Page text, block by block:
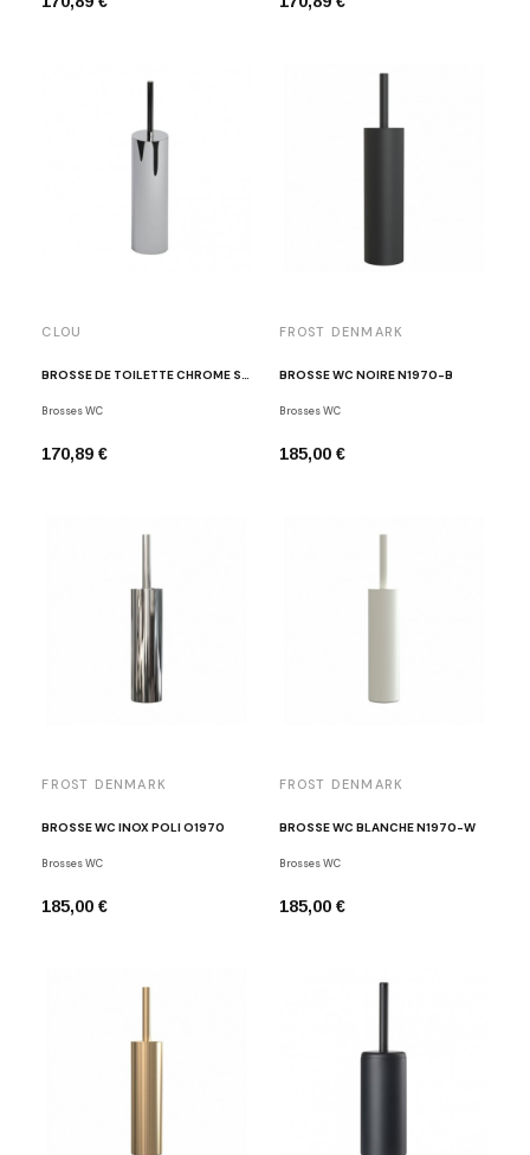
CLOU
BROSSE DE TOILETTE CHROME SJOKKER
Brosses WC
170,89 €
FROST DENMARK
BROSSE WC NOIRE N1970-B
Brosses WC
185,00 €
FROST DENMARK
BROSSE WC INOX POLI O1970
Brosses WC
185,00 €
FROST DENMARK
BROSSE WC BLANCHE N1970-W
Brosses WC
185,00 €